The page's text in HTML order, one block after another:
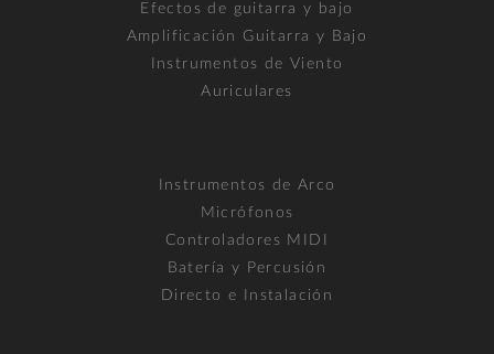
Efectos de guitarra y bajo
Amplificación Guitarra y Bajo
Instrumentos de Viento
Auriculares
Instrumentos de Arco
Micrófonos
Controladores MIDI
Batería y Percusión
Directo e Instalación